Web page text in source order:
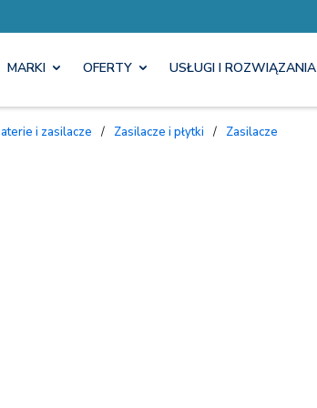
MARKI OFERTY USŁUGI I ROZWIĄZANIA
Baterie i zasilacze / Zasilacze i płytki / Zasilacze